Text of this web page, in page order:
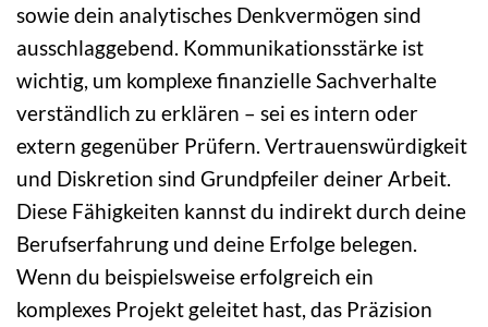
sowie dein analytisches Denkvermögen sind
ausschlaggebend. Kommunikationsstärke ist
wichtig, um komplexe finanzielle Sachverhalte
verständlich zu erklären – sei es intern oder
extern gegenüber Prüfern. Vertrauenswürdigkeit
und Diskretion sind Grundpfeiler deiner Arbeit.
Diese Fähigkeiten kannst du indirekt durch deine
Berufserfahrung und deine Erfolge belegen.
Wenn du beispielsweise erfolgreich ein
komplexes Projekt geleitet hast, das Präzision